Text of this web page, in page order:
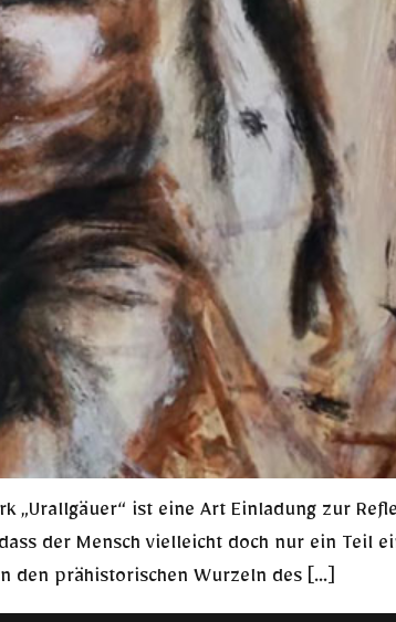
„Urallgäuer“ ist eine Art Einladung zur
der Mensch vielleicht doch nur ein Teil
den prähistorischen Wurzeln des […]